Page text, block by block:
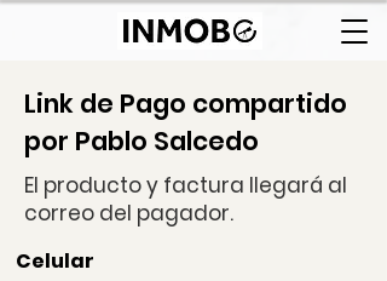
Link de Pago compartido
por Pablo Salcedo
El producto y factura llegará al
correo del pagador.
Celular